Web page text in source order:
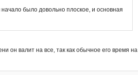
было довольно плоское, и основная
он валит на все, так как обычное его время на